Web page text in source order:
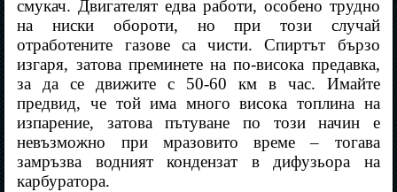
смукач. Двигателят едва работи, особено трудно
на ниски обороти, но при този случай
отработените газове са чисти. Спиртът бързо
изгаря, затова преминете на по-висока предавка,
за да се движите с 50-60 км в час. Имайте
предвид, че той има много висока топлина на
изпарение, затова пътуване по този начин е
невъзможно при мразовито време – тогава
замръзва водният кондензат в дифузьора на
карбуратора.